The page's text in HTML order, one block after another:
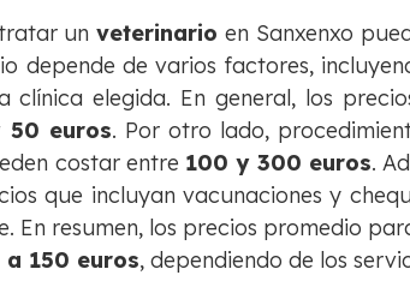
unveterinario en Sanxenxo
depende de varios factores,
clínica elegida. En general, los
50 euros. Por otro lado,
costar entre 100 y 300 euros.
que incluyan vacunaciones y
En resumen, los precios promedio
a 150 euros, dependiendo de los